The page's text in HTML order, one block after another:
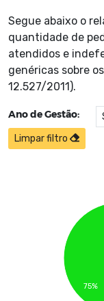
Segue abaixo o
quantidade de
atendidos e
genéricas sobre
12.527/2011).
Ano de Gestão:
Limpar filtro
75%